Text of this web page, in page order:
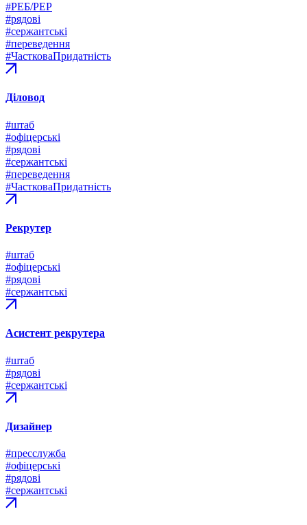
#РЕБ/РЕР
#рядові
#сержантські
#переведення
#ЧастковаПридатність
Діловод
#штаб
#офіцерські
#рядові
#сержантські
#переведення
#ЧастковаПридатність
Рекрутер
#штаб
#офіцерські
#рядові
#сержантські
Асистент рекрутера
#штаб
#рядові
#сержантські
Дизайнер
#пресслужба
#офіцерські
#рядові
#сержантські